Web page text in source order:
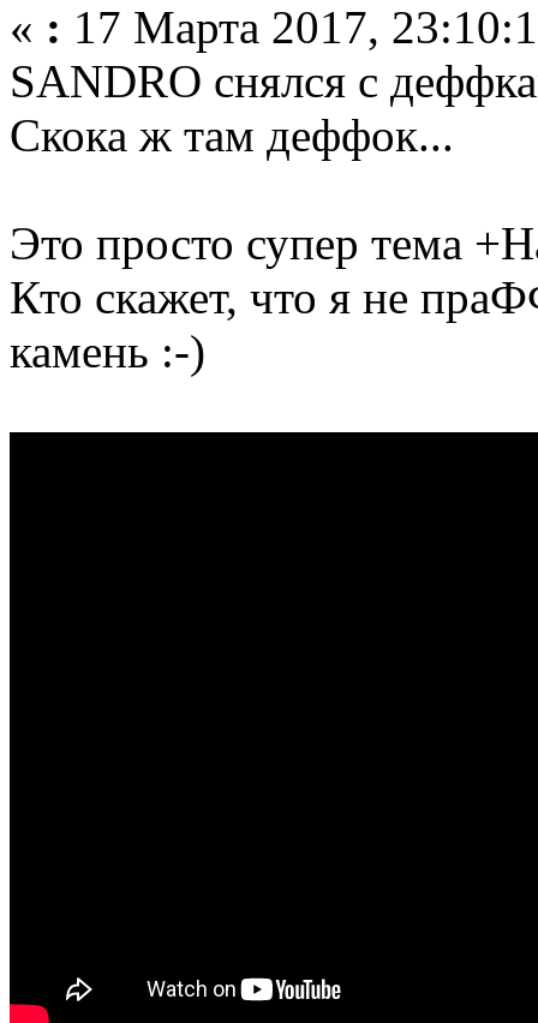
« : 17 Марта 2017,
SANDRO снялся с
Скока ж там деффок...
Это просто супер тема
Кто скажет, что я не
камень :-)